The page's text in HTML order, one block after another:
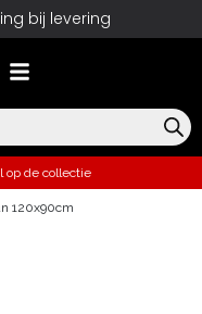
bij levering
op de collectie
120x90cm